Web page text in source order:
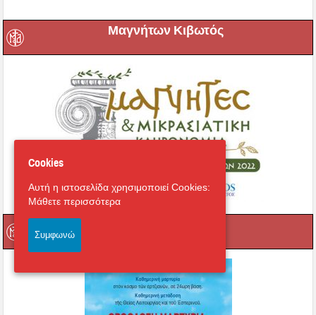
Μαγνήτων Κιβωτός
Cookies
Αυτή η ιστοσελίδα χρησιμοποιεί Cookies:
Μάθετε περισσότερα
Συμφωνώ